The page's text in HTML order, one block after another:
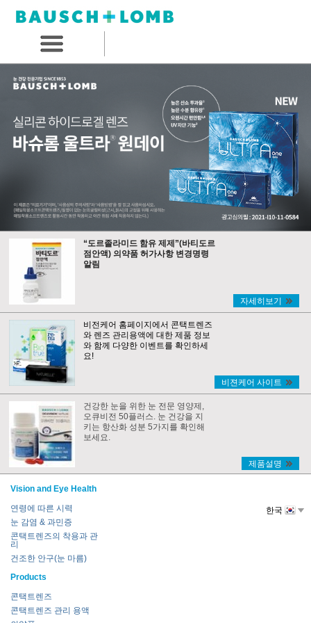
“도르졸라미드 함유 제제”(바티도르
점안액) 의약품 허가사항 변경명령
알림
자세히보기
비전케어 홈페이지에서 콘택트렌즈
와 렌즈 관리용액에 대한 제품 정보
와 함께 다양한 이벤트를 확인하세
요!
비젼케어 사이트
건강한 눈을 위한 눈 전문 영양제,
오큐비전 50플러스. 눈 건강을 지
키는 항산화 성분 5가지를 확인해
보세요.
제품설명
Vision and Eye Health
연령에 따른 시력
눈 감염 & 과민증
콘택트렌즈의 착용과 관
리
건조한 안구(눈 마름)
Products
콘택트렌즈
콘택트렌즈 관리 용액
한국